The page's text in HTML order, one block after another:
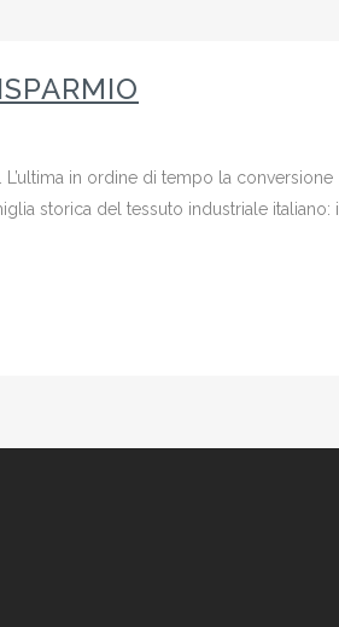
L’ultima in ordine di tempo la conversione
storica del tessuto industriale italiano: i